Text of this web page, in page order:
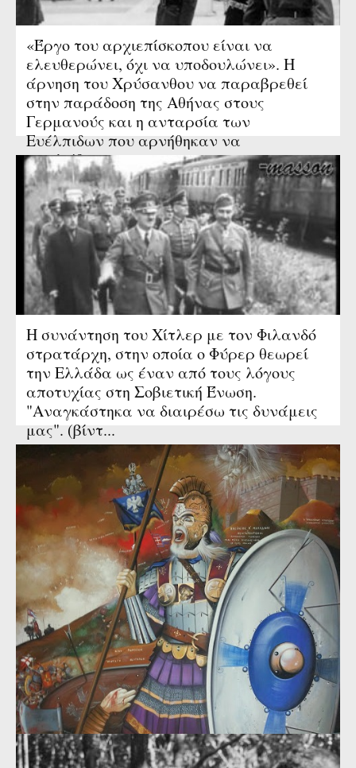
«Έργο του αρχιεπίσκοπου είναι να
ελευθερώνει, όχι να υποδουλώνει». Η
άρνηση του Χρύσανθου να παραβρεθεί
στην παράδοση της Αθήνας στους
Γερμανούς και η ανταρσία των
Ευέλπιδων που αρνήθηκαν να
αναλάβουν...
Η συνάντηση του Χίτλερ με τον Φιλανδό
στρατάρχη, στην οποία ο Φύρερ θεωρεί
την Ελλάδα ως έναν από τους λόγους
αποτυχίας στη Σοβιετική Ένωση.
"Αναγκάστηκα να διαιρέσω τις δυνάμεις
μας". (βίντ...